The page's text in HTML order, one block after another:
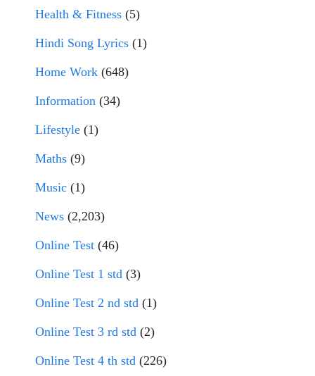
Health & Fitness (5)
Hindi Song Lyrics (1)
Home Work (648)
Information (34)
Lifestyle (1)
Maths (9)
Music (1)
News (2,203)
Online Test (46)
Online Test 1 std (3)
Online Test 2 nd std (1)
Online Test 3 rd std (2)
Online Test 4 th std (226)